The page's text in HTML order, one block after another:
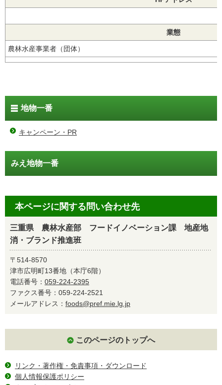
業態
農林水産事業者（団体）
地物一番
キャンペーン・PR
みえ地物一番
本ページに関する問い合わせ先
三重県 農林水産部 フードイノベーション課 地産地
消・ブランド推進班
〒514-8570
津市広明町13番地（本庁6階）
電話番号： 059-224-2395
ファクス番号：059-224-2521
メールアドレス： foods@pref.mie.lg.jp
このページのトップへ
リンク・著作権・免責事項・ダウンロード
個人情報保護ポリシー